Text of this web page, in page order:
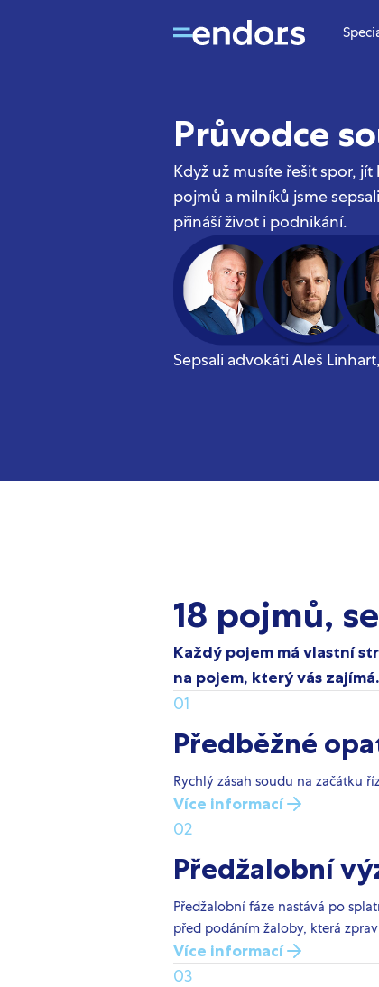
Průvodce
Když už musíte řešit spor,
pojmů a milníků jsme
přináší život i podnikání.
Sepsali advokáti Aleš
18 pojmů,
Každý pojem má vlastní
na pojem, který vás zajímá.
01
Předběžné
Rychlý zásah soudu na začátku
Více informací
02
Předžalobní
Předžalobní fáze nastává po
před podáním žaloby, která
Více informací
03